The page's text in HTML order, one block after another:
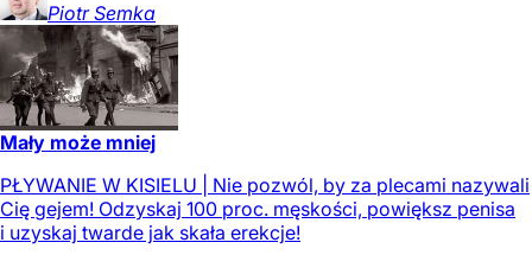
Piotr Semka
Mały może mniej
PŁYWANIE W KISIELU | Nie pozwól, by za plecami nazywali
Cię gejem! Odzyskaj 100 proc. męskości, powiększ penisa
i uzyskaj twarde jak skała erekcje!